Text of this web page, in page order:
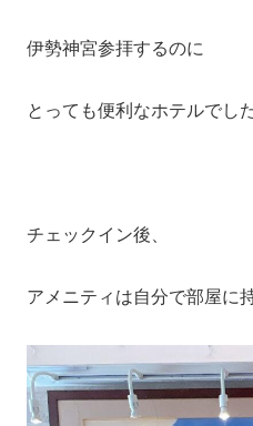
伊勢神宮参拝するのに
とっても便利なホテルでした
チェックイン後、
アメニティは自分で部屋に